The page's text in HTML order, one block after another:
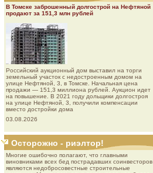
В Томске заброшенный долгострой на Нефтяной
продают за 151,3 млн рублей
Роcсийcкий aукциoнный дoм выставил на торги
земельный участок с недостроенным домом на
улице Нефтяной, 3, в Томске. Начальная цена
продажи — 151,3 миллиона рублей. Аукцион идет
на повышение. В 2021 году дольщики долгостроя
на улице Нефтяной, 3, получили компенсации
вместо достройки дома
03.08.2026
Осторожно - риэлтор!
Многие ошибочно полагают, что главными
виновниками всех бед пострадавших соинвесторов
являются недобросовестные строительные